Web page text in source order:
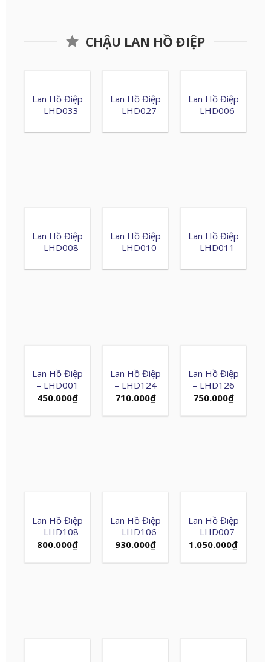
CHẬU LAN HỒ ĐIỆP
Lan Hồ Điệp
– LHD033
Lan Hồ Điệp
– LHD027
Lan Hồ Điệp
– LHD006
Lan Hồ Điệp
– LHD008
Lan Hồ Điệp
– LHD010
Lan Hồ Điệp
– LHD011
Lan Hồ Điệp
– LHD001
450.000₫
Lan Hồ Điệp
– LHD124
710.000₫
Lan Hồ Điệp
– LHD126
750.000₫
Lan Hồ Điệp
– LHD108
800.000₫
Lan Hồ Điệp
– LHD106
930.000₫
Lan Hồ Điệp
– LHD007
1.050.000₫